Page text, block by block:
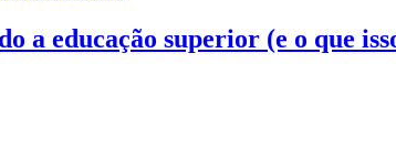
a educação superior (e o que